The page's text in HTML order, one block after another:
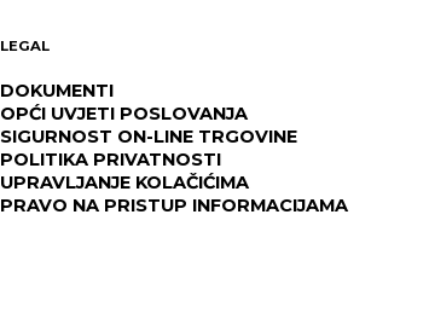
LEGAL
DOKUMENTI
OPĆI UVJETI POSLOVANJA
SIGURNOST ON-LINE TRGOVINE
POLITIKA PRIVATNOSTI
UPRAVLJANJE KOLAČIĆIMA
PRAVO NA PRISTUP INFORMACIJAMA